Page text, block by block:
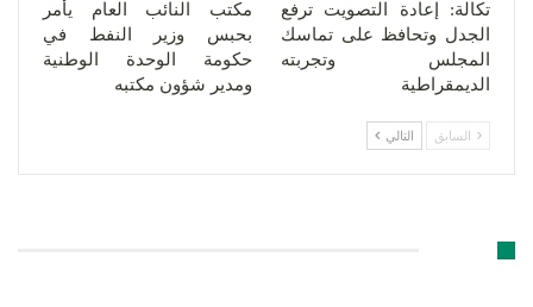
تكالة: إعادة التصويت ترفع
الجدل وتحافظ على تماسك
المجلس وتجربته
الديمقراطية
مكتب النائب العام يأمر
بحبس وزير النفط في
حكومة الوحدة الوطنية
ومدير شؤون مكتبه
السابق التالي